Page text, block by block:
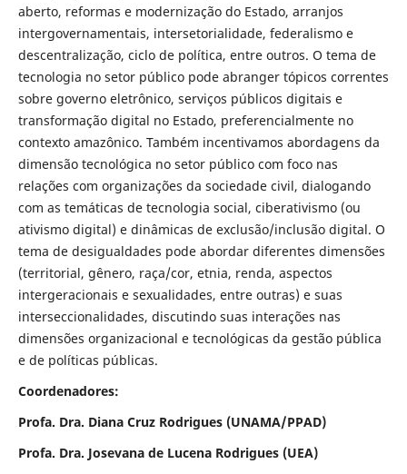
aberto, reformas e modernização do Estado, arranjos
intergovernamentais, intersetorialidade, federalismo e
descentralização, ciclo de política, entre outros. O tema de
tecnologia no setor público pode abranger tópicos correntes
sobre governo eletrônico, serviços públicos digitais e
transformação digital no Estado, preferencialmente no
contexto amazônico. Também incentivamos abordagens da
dimensão tecnológica no setor público com foco nas
relações com organizações da sociedade civil, dialogando
com as temáticas de tecnologia social, ciberativismo (ou
ativismo digital) e dinâmicas de exclusão/inclusão digital. O
tema de desigualdades pode abordar diferentes dimensões
(territorial, gênero, raça/cor, etnia, renda, aspectos
intergeracionais e sexualidades, entre outras) e suas
interseccionalidades, discutindo suas interações nas
dimensões organizacional e tecnológicas da gestão pública
e de políticas públicas.
Coordenadores:
Profa. Dra. Diana Cruz Rodrigues (UNAMA/PPAD)
Profa. Dra. Josevana de Lucena Rodrigues (UEA)